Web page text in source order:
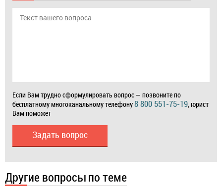
Если Вам трудно сформулировать вопрос — позвоните по
бесплатному многоканальному телефону8 800 551-75-19, юрист
Вам поможет
Задать вопрос
Другие вопросы по теме